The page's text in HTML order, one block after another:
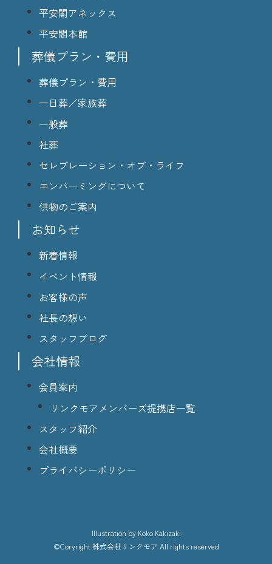
平安閣アネックス
平安閣本館
葬儀プラン・費用
葬儀プラン・費用
一日葬／家族葬
一般葬
社葬
セレブレーション・オブ・ライフ
エンバーミングについて
供物のご案内
お知らせ
新着情報
イベント情報
お客様の声
社長の想い
スタッフブログ
会社情報
会員案内
リンクモアメンバーズ提携店一覧
スタッフ紹介
会社概要
プライバシーポリシー
lllustration by Koko Kakizaki
©Coryright 株式会社リンクモア All rights reserved